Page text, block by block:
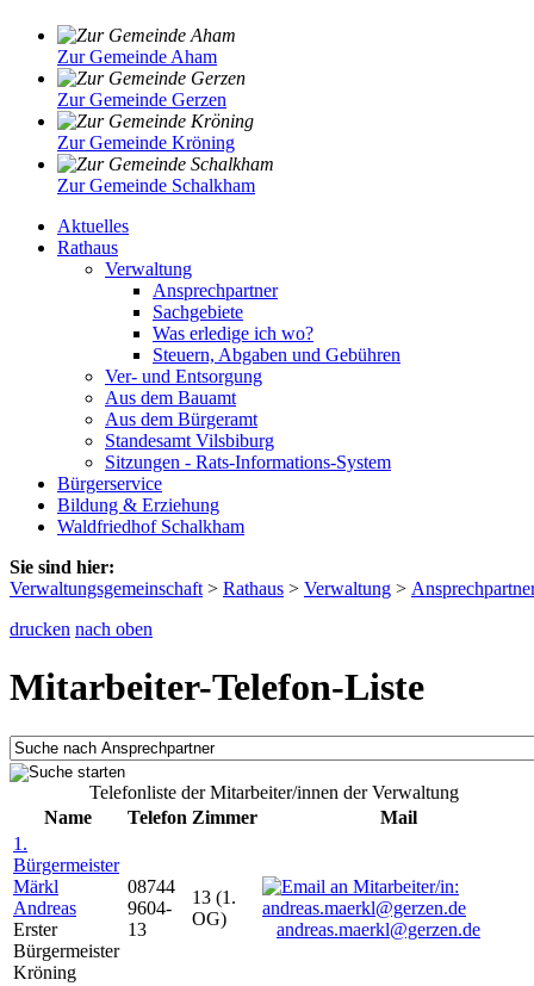
Zur Gemeinde Aham
Zur Gemeinde Gerzen
Zur Gemeinde Kröning
Zur Gemeinde Schalkham
Aktuelles
Rathaus
Verwaltung
Ansprechpartner
Sachgebiete
Was erledige ich wo?
Steuern, Abgaben und Gebühren
Ver- und Entsorgung
Aus dem Bauamt
Aus dem Bürgeramt
Standesamt Vilsbiburg
Sitzungen - Rats-Informations-System
Bürgerservice
Bildung & Erziehung
Waldfriedhof Schalkham
Sie sind hier:
Verwaltungsgemeinschaft > Rathaus > Verwaltung >
drucken nach oben
Mitarbeiter-Telefon-Liste
Telefonliste der Mitarbeiter/innen der Verwaltung
Name
Telefon Zimmer
Mail
1.
Bürgermeister
Märkl
Andreas
Erster
Bürgermeister
Kröning
08744
9604-
13
13 (1.
OG)
andreas.maerkl@gerzen.de